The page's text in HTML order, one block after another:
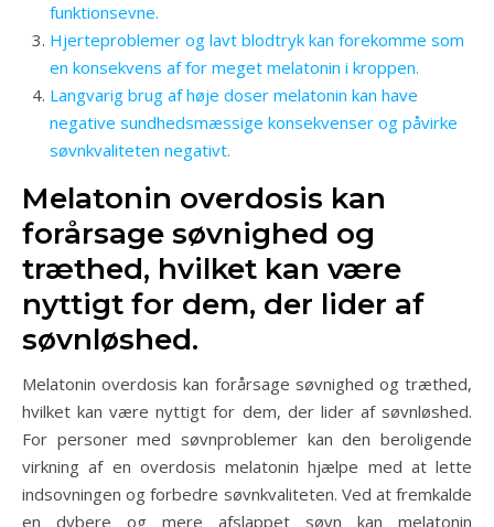
funktionsevne.
Hjerteproblemer og lavt blodtryk kan forekomme som
en konsekvens af for meget melatonin i kroppen.
Langvarig brug af høje doser melatonin kan have
negative sundhedsmæssige konsekvenser og påvirke
søvnkvaliteten negativt.
Melatonin overdosis kan
forårsage søvnighed og
træthed, hvilket kan være
nyttigt for dem, der lider af
søvnløshed.
Melatonin overdosis kan forårsage søvnighed og træthed,
hvilket kan være nyttigt for dem, der lider af søvnløshed.
For personer med søvnproblemer kan den beroligende
virkning af en overdosis melatonin hjælpe med at lette
indsovningen og forbedre søvnkvaliteten. Ved at fremkalde
en dybere og mere afslappet søvn kan melatonin